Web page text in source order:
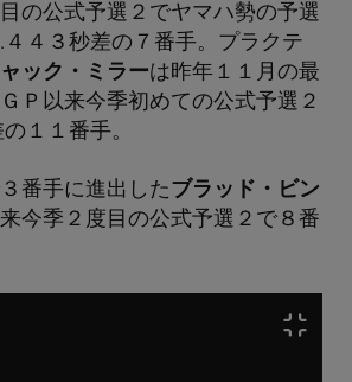
の公式予選２でヤマハ勢の予選
４３秒差の７番手。プラクテ
ック・ミラーは昨年１１月の最
Ｐ以来今季初めての公式予選２
１１番手。
番手に進出したブラッド・ビン
今季２度目の公式予選２で８番